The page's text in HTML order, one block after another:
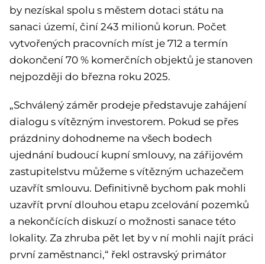
by nezískal spolu s městem dotaci státu na
sanaci území, činí 243 milionů korun. Počet
vytvořených pracovních míst je 712 a termín
dokončení 70 % komerčních objektů je stanoven
nejpozději do března roku 2025.
„Schválený záměr prodeje představuje zahájení
dialogu s vítězným investorem. Pokud se přes
prázdniny dohodneme na všech bodech
ujednání budoucí kupní smlouvy, na zářijovém
zastupitelstvu můžeme s vítězným uchazečem
uzavřít smlouvu. Definitivně bychom pak mohli
uzavřít první dlouhou etapu zcelování pozemků
a nekončících diskuzí o možnosti sanace této
lokality. Za zhruba pět let by v ní mohli najít práci
první zaměstnanci,“ řekl ostravský primátor